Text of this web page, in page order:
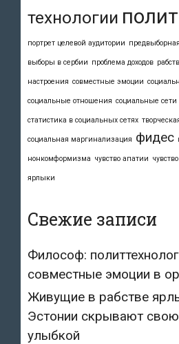
технологии
портрет целевой аудитории
выборы в сербии проблема доходов
настроения совместные эмоции
социальные отношения социальные сети
статистика в социальных сетях
социальная маргинализация фидес
нонкомформизма чувство апатии
ярлыки
Свежие записи
Философ:
совместные эмоции в
Живущие в рабстве
Эстонии скрывают свою
улыбкой